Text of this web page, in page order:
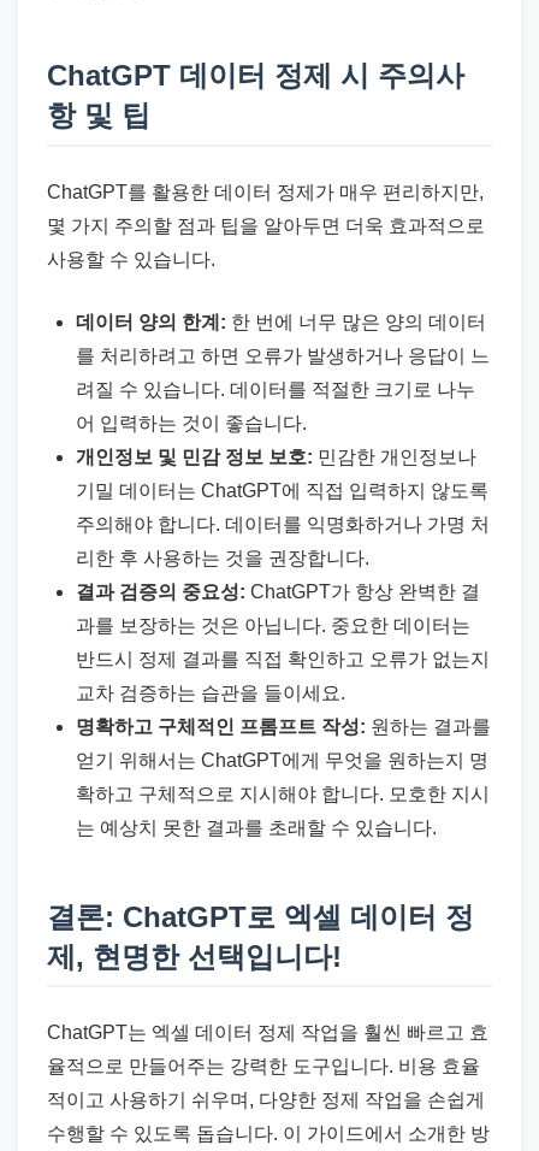
ChatGPT 데이터 정제 시 주의사
항 및 팁
ChatGPT를 활용한 데이터 정제가 매우 편리하지만,
몇 가지 주의할 점과 팁을 알아두면 더욱 효과적으로
사용할 수 있습니다.
데이터 양의 한계: 한 번에 너무 많은 양의 데이터
를 처리하려고 하면 오류가 발생하거나 응답이 느
려질 수 있습니다. 데이터를 적절한 크기로 나누
어 입력하는 것이 좋습니다.
개인정보 및 민감 정보 보호: 민감한 개인정보나
기밀 데이터는 ChatGPT에 직접 입력하지 않도록
주의해야 합니다. 데이터를 익명화하거나 가명 처
리한 후 사용하는 것을 권장합니다.
결과 검증의 중요성: ChatGPT가 항상 완벽한 결
과를 보장하는 것은 아닙니다. 중요한 데이터는
반드시 정제 결과를 직접 확인하고 오류가 없는지
교차 검증하는 습관을 들이세요.
명확하고 구체적인 프롬프트 작성: 원하는 결과를
얻기 위해서는 ChatGPT에게 무엇을 원하는지 명
확하고 구체적으로 지시해야 합니다. 모호한 지시
는 예상치 못한 결과를 초래할 수 있습니다.
결론: ChatGPT로 엑셀 데이터 정
제, 현명한 선택입니다!
ChatGPT는 엑셀 데이터 정제 작업을 훨씬 빠르고 효
율적으로 만들어주는 강력한 도구입니다. 비용 효율
적이고 사용하기 쉬우며, 다양한 정제 작업을 손쉽게
수행할 수 있도록 돕습니다. 이 가이드에서 소개한 방